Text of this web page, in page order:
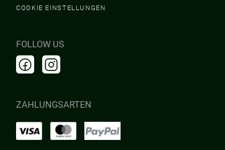
COOKIE EINSTELLUNGEN
FOLLOW US
ZAHLUNGSARTEN